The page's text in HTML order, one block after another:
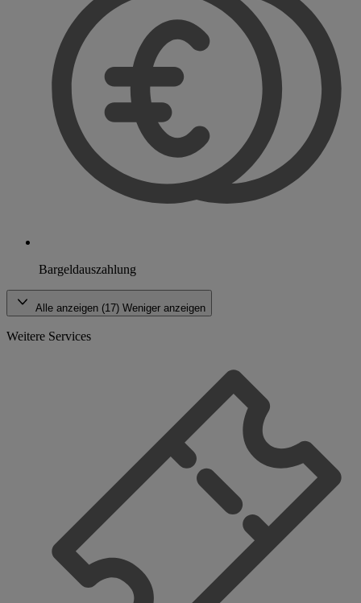
Bargeldauszahlung
Alle anzeigen (17) Weniger anzeigen
Weitere Services